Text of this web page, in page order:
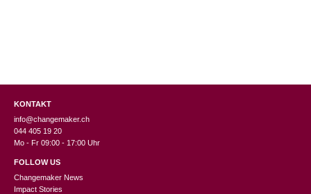
KONTAKT
info@changemaker.ch
044 405 19 20
Mo - Fr 09:00 - 17:00 Uhr
FOLLOW US
Changemaker News
Impact Stories